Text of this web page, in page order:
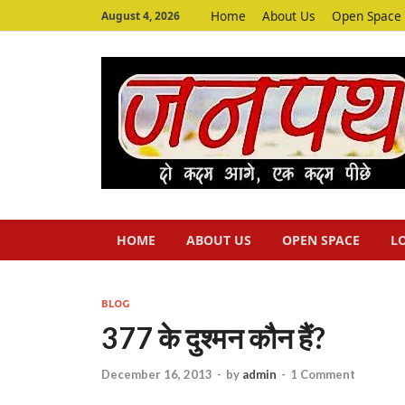
August 4, 2026 Home About Us Open Space
HOME ABOUT US OPEN SPACE
BLOG
377 के दुश्मन कौन हैं?
December 16, 2013 - by admin - 1 Comment